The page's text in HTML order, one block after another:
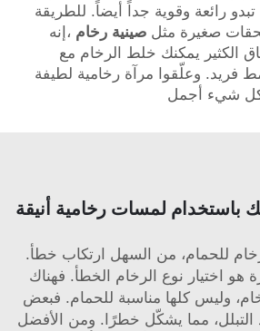
رائعة وقوية جداً أيضاً. للطريقة
صغيرة مثل صينية رخام ،إنه
الكثير يمكنك خلط الرخام مع
فريد. وعلّقوا مرآة رخامية لطيفة
كل شيء أجمل
باستخدام لمسات رخامية أنيقة
للحمام، من السهل ارتكاب خطأ.
هو اختيار نوع الرخام الخطأ. فهناك
وليس كلها مناسبة للحمام. فبعض
التبلل، مما يشكّل خطرًا. ومن الأفضل